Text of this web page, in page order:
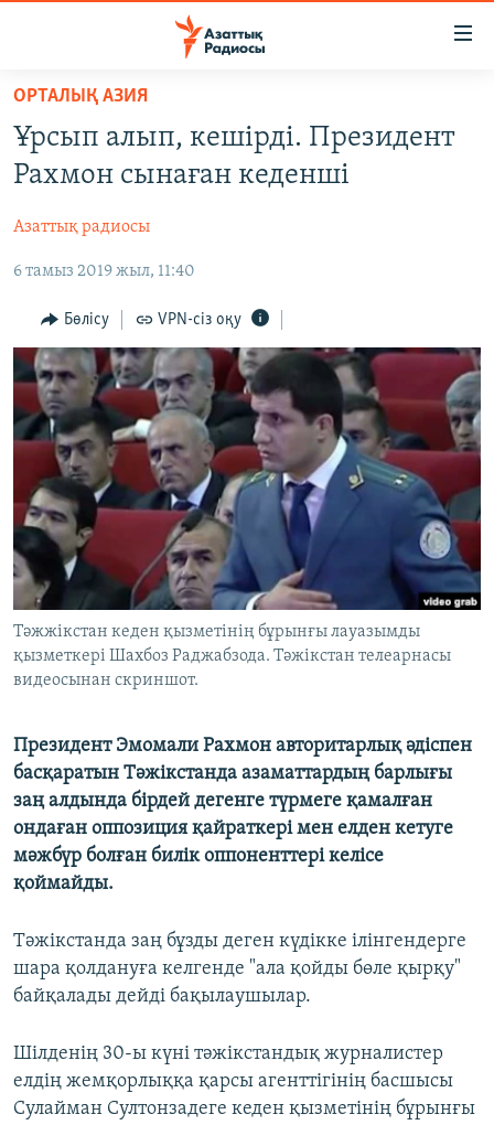
Skip
main
content
to
Navigation
Search
САЯСАТ
ҚАҢТАР ОҚИҒАСЫ
АДАМ ҚҰҚЫҚТАРЫ
ӘЛЕУМЕТ
ӘЛЕМ
АРНАЙЫ ЖОБАЛАР
Русский
ЖАЗЫЛЫҢЫЗ
Басқа тілдерде
ОРТАЛЫҚ АЗИЯ
Ұрсып алып, кешірді. Президент
Рахмон сынаған кеденші
Азаттық радиосы
6 тамыз 2019 жыл, 11:40
Бөлісу VPN-сіз оқу
Тәжжікстан кеден қызметінің бұрынғы лауазымды
қызметкері Шахбоз Раджабзода. Тәжікстан телеарнасы
видеосынан скриншот.
Президент Эмомали Рахмон авторитарлық әдіспен
басқаратын Тәжікстанда азаматтардың барлығы
заң алдында бірдей дегенге түрмеге қамалған
ондаған оппозиция қайраткері мен елден кетуге
мәжбүр болған билік оппоненттері келісе
қоймайды.
Тәжікстанда заң бұзды деген күдікке ілінгендерге
шара қолдануға келгенде "ала қойды бөле қырқу"
байқалады дейді бақылаушылар.
Шілденің 30-ы күні тәжікстандық журналистер
елдің жемқорлыққа қарсы агенттігінің басшысы
Сулайман Султонзадеге кеден қызметінің бұрынғы